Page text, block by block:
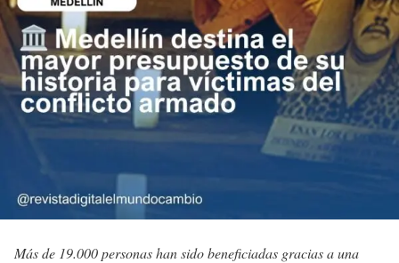
Más de 19.000 personas han sido beneficiadas gracias a una